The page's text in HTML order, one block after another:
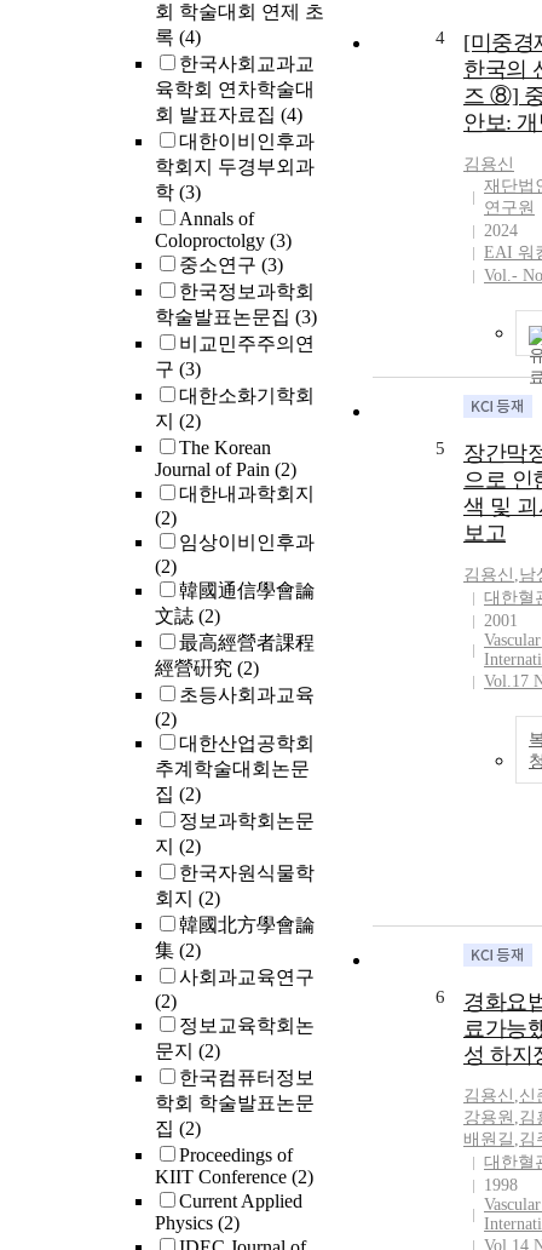
회 학술대회 연제 초
록 (4)
한국사회교과교
육학회 연차학술대
회 발표자료집 (4)
대한이비인후과
학회지 두경부외과
학 (3)
Annals of
Coloproctolgy (3)
중소연구 (3)
한국정보과학회
학술발표논문집 (3)
비교민주주의연
구 (3)
대한소화기학회
지 (2)
The Korean
Journal of Pain (2)
대한내과학회지
(2)
임상이비인후과
(2)
韓國通信學會論
文誌 (2)
最高經營者課程
經營硏究 (2)
초등사회과교육
(2)
대한산업공학회
추계학술대회논문
집 (2)
정보과학회논문
지 (2)
한국자원식물학
회지 (2)
韓國北方學會論
集 (2)
사회과교육연구
(2)
정보교육학회논
문지 (2)
한국컴퓨터정보
학회 학술발표논문
집 (2)
Proceedings of
KIIT Conference (2)
Current Applied
Physics (2)
materials
industry to
2020 and
2025. This
discusses
strategic
between
poses a
led world
case
AI and
between
China, the
the
making
with
in
5G and AI
cross-
services,
the United
China in
the case of
has begun
control
the US
movement
have a big
local labor
5G
promote
and
be used to
Communist
efficiently
encourage
도움을 줄
로 이루어
관점에서
과 평가 장
않는 결과
가 방법보
의 총체적
습자의 사
환 과정에
할 수 있
평가 기법
고 볼 수
고는 사회
적용할 수
방법으로
폴리오, 체
평가, 성장
K-W-L
하여 살펴
성평가 방
고 있는 문
되고 있는
체계적인 '
함'을 해
서 정성적
한 성립요
면에서 제
studies
SSAL has
to learning
thinking,
ability to
matches
assessment
because
static
focuses
situations.
4
[미중경
한국의
즈 ⑧]
안보:
김용신
재단법
연구원
2024
EAI 워
Vol.-
5
장간막
으로 인
색 및
보고
김용신 ,남
대한혈
2001
Vol.17
6
경화요
료가능
성 하지
김용신 ,신
강용원 ,김
배원길 ,김
대한혈
1998
Vol.14